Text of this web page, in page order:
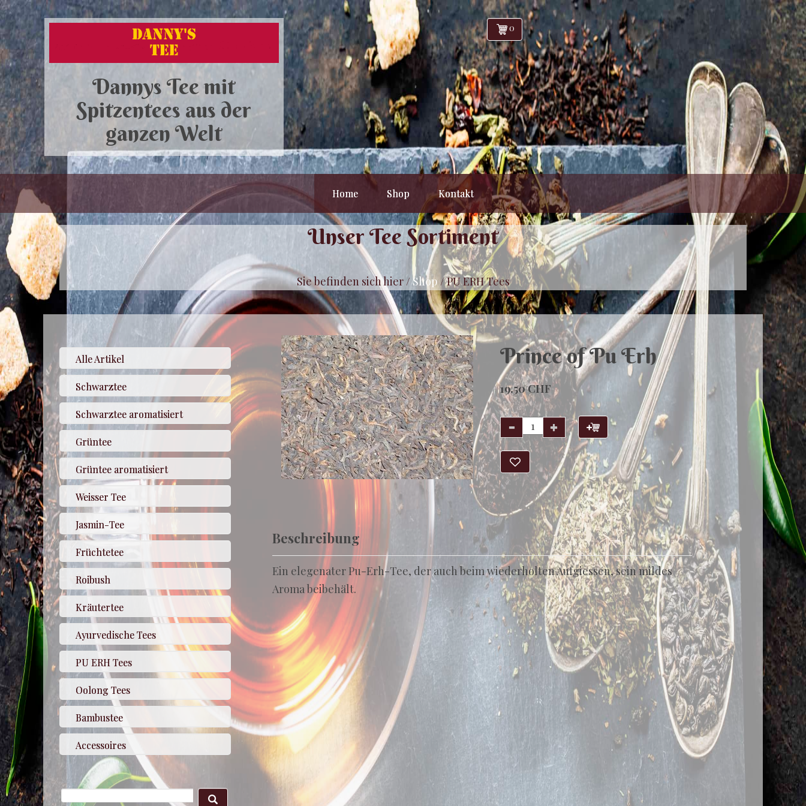
Dannys Tee mit
Spitzentees aus der
ganzen Welt
0
Home Shop Kontakt
Unser Tee Sortiment
Sie befinden sich hier /Shop /PU ERH Tees
Alle Artikel
Schwarztee
Schwarztee aromatisiert
Grüntee
Grüntee aromatisiert
Weisser Tee
Jasmin-Tee
Früchtetee
Roibush
Kräutertee
Ayurvedische Tees
PU ERH Tees
Oolong Tees
Bambustee
Accessoires
Prince of Pu Erh
19.50 CHF
Beschreibung
Ein elegenater Pu-Erh-Tee, der auch beim wiederholten Aufgiessen, sein mildes
Aroma beibehält.